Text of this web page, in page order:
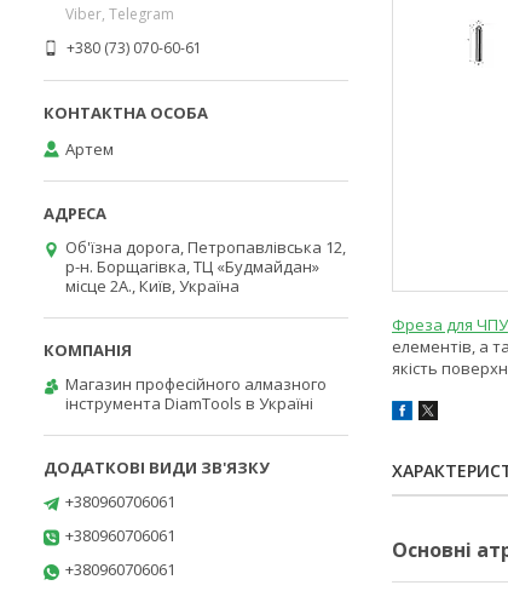
Фреза для ЧПУ
елементів, а
якість
Основні
Viber, Telegram
+380 (73) 070-60-61
Артем
Об'їзна дорога, Петропавлівська 12,
р-н. Борщагівка, ТЦ «Будмайдан»
місце 2А., Київ, Україна
Магазин професійного алмазного
інструмента DiamTools в Україні
+380960706061
+380960706061
+380960706061